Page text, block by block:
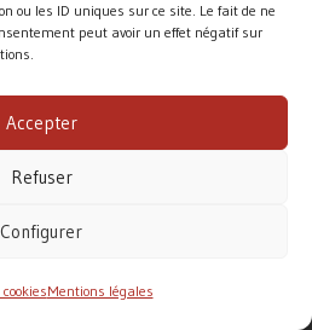
ou les ID uniques sur ce site. Le fait de ne
peut avoir un effet négatif sur
Accepter
Refuser
Configurer
Mentions légales
DE ROUEN
pour accomplir sa mission.
principalement des dons des